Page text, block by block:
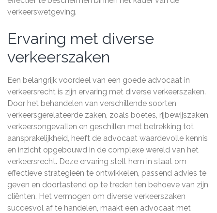
verkeerswetgeving.
Ervaring met diverse
verkeerszaken
Een belangrijk voordeel van een goede advocaat in
verkeersrecht is zijn ervaring met diverse verkeerszaken.
Door het behandelen van verschillende soorten
verkeersgerelateerde zaken, zoals boetes, rijbewijszaken,
verkeersongevallen en geschillen met betrekking tot
aansprakelijkheid, heeft de advocaat waardevolle kennis
en inzicht opgebouwd in de complexe wereld van het
verkeersrecht. Deze ervaring stelt hem in staat om
effectieve strategieën te ontwikkelen, passend advies te
geven en doortastend op te treden ten behoeve van zijn
cliënten. Het vermogen om diverse verkeerszaken
succesvol af te handelen, maakt een advocaat met